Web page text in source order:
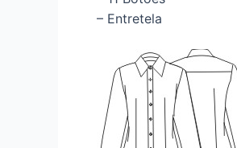
– Entretela